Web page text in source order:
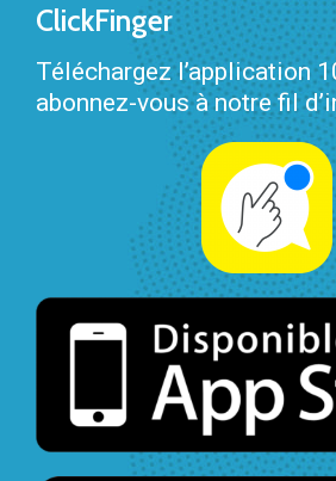
ClickFinger
Téléchargez l’application
abonnez-vous à notre fil